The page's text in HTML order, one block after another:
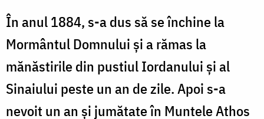
În anul 1884, s-a dus să se închine la
Mormântul Domnului şi a rămas la
mănăstirile din pustiul Iordanului şi al
Sinaiului peste un an de zile. Apoi s-a
nevoit un an şi jumătate în Muntele Athos